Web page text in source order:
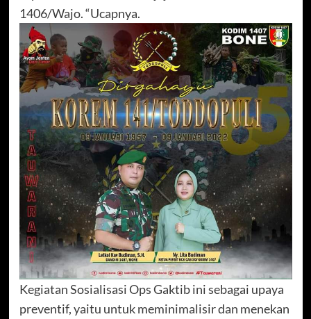
1406/Wajo. “Ucapnya.
Kegiatan Sosialisasi Ops Gaktib ini sebagai upaya
preventif, yaitu untuk meminimalisir dan menekan